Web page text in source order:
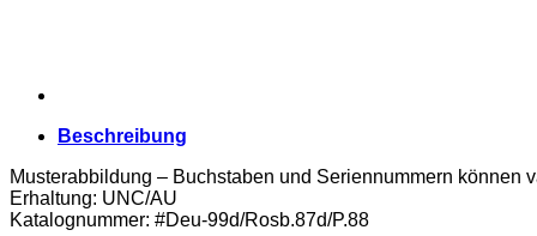
Menge
Beschreibung
Musterabbildung – Buchstaben und Seriennummern können
Erhaltung: UNC/AU
Katalognummer: #Deu-99d/Rosb.87d/P.88